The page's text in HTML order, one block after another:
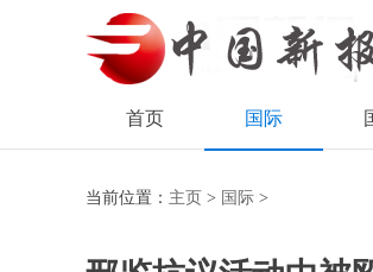
首页 国际
当前位置： 主页 > 国际 >